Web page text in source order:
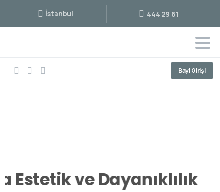
İstanbul 444 29 61
Bayi Girişi
Estetik ve Dayanıklılık